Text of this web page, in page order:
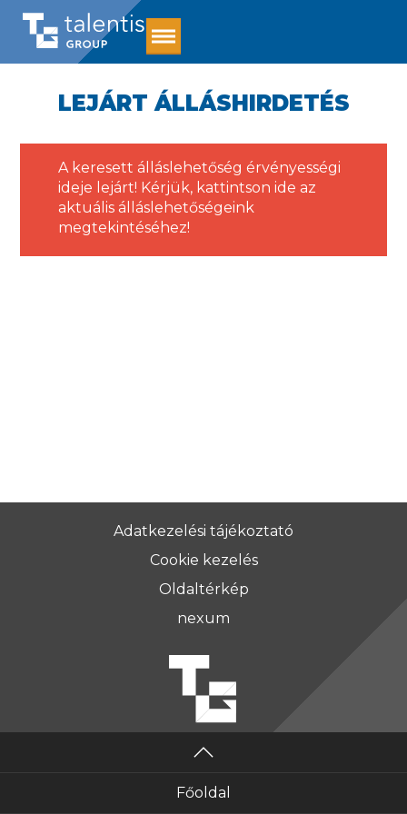
LEJÁRT ÁLLÁSHIRDETÉS
A keresett álláslehetőség érvényességi
ideje lejárt! Kérjük, kattintson ide az
aktuális álláslehetőségeink
megtekintéséhez!
Adatkezelési tájékoztató
Cookie kezelés
Oldaltérkép
nexum
Főoldal